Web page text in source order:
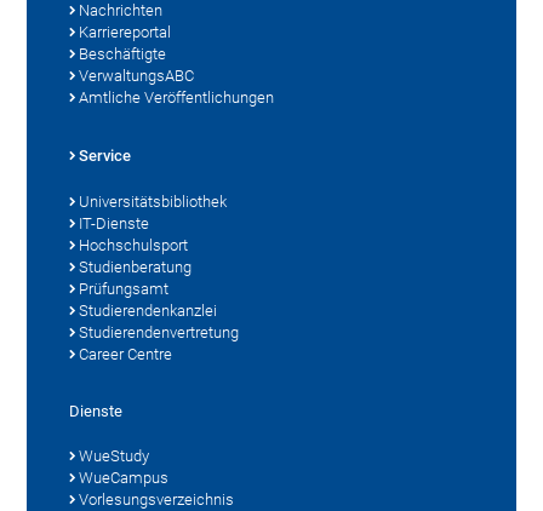
Nachrichten
Karriereportal
Beschäftigte
VerwaltungsABC
Amtliche Veröffentlichungen
Service
Universitätsbibliothek
IT-Dienste
Hochschulsport
Studienberatung
Prüfungsamt
Studierendenkanzlei
Studierendenvertretung
Career Centre
Dienste
WueStudy
WueCampus
Vorlesungsverzeichnis